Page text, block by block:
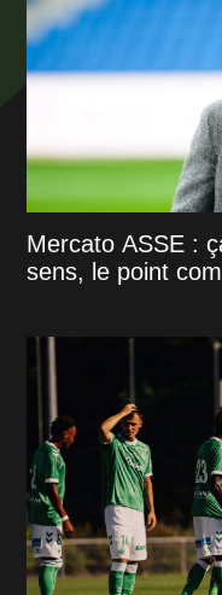
Mercato ASSE :
sens, le point